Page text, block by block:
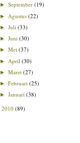
►September(19)
► Agustus(22)
►Juli(33)
►Juni(30)
►Mei(37)
► April(30)
►Maret(27)
►Februari(25)
►Januari(38)
2010 (89)